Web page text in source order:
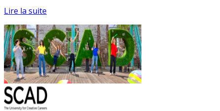
Lire la suite